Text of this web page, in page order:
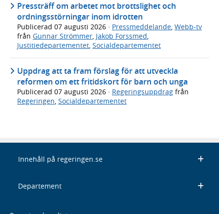
Pressträff om arbetet mot brottslighet och
ordningsstörningar inom idrotten
Publicerad 07 augusti 2026 · Pressmeddelande, Webb-tv
från Gunnar Strömmer, Jakob Forssmed,
Justitiedepartementet, Socialdepartementet
Uppdrag att ta fram förslag för att utveckla
reformen om ett fritidskort för barn och unga
Publicerad 07 augusti 2026 · Regeringsuppdrag från
Regeringen, Socialdepartementet
Innehåll på regeringen.se
Departement